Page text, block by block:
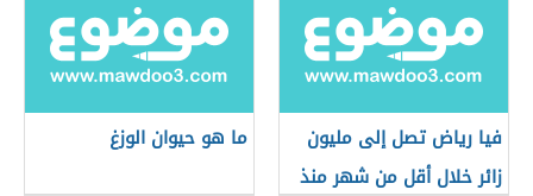
فيا رياض تصل إلى مليون
زائر خلال أقل من شهر منذ
ما هو حيوان الوزغ